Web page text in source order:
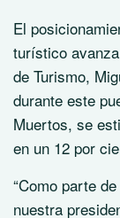
El
turístico
de Turismo,
durante este
Muertos, se
en un 12 por
“Como parte
nuestra